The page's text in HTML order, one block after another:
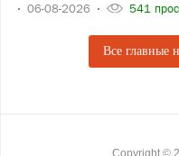
06-08-2026 541
Все главные
Copyright ©